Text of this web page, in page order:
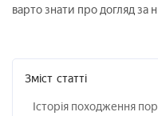
варто знати про догляд за
Зміст статті
Історія походження